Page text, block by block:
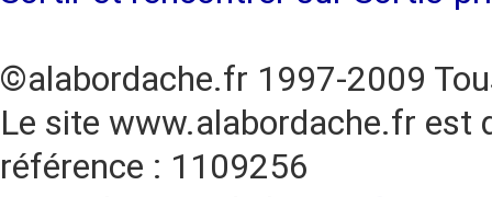
©alabordache.fr 1997-2009
Le site www.alabordache.fr est
référence : 1109256